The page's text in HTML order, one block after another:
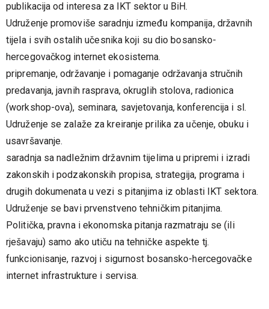
publikacija od interesa za IKT sektor u BiH.
Udruženje promoviše saradnju između kompanija, državnih
tijela i svih ostalih učesnika koji su dio bosansko-
hercegovačkog internet ekosistema.
pripremanje, održavanje i pomaganje održavanja stručnih
predavanja, javnih rasprava, okruglih stolova, radionica
(workshop-ova), seminara, savjetovanja, konferencija i sl.
Udruženje se zalaže za kreiranje prilika za učenje, obuku i
usavršavanje.
saradnja sa nadležnim državnim tijelima u pripremi i izradi
zakonskih i podzakonskih propisa, strategija, programa i
drugih dokumenata u vezi s pitanjima iz oblasti IKT sektora.
Udruženje se bavi prvenstveno tehničkim pitanjima.
Politička, pravna i ekonomska pitanja razmatraju se (ili
rješavaju) samo ako utiču na tehničke aspekte tj.
funkcionisanje, razvoj i sigurnost bosansko-hercegovačke
internet infrastrukture i servisa.